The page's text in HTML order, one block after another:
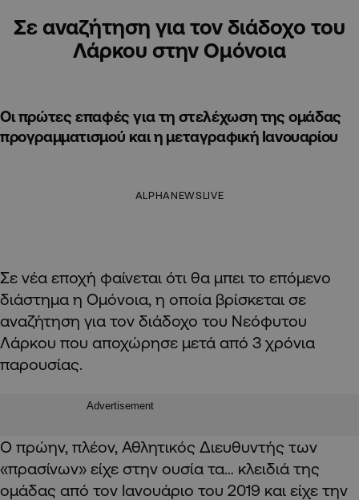
Σε αναζήτηση για τον διάδοχο του
Λάρκου στην Ομόνοια
Οι πρώτες επαφές για τη στελέχωση της ομάδας
προγραμματισμού και η μεταγραφική Ιανουαρίου
ALPHANEWSLIVE
Σε νέα εποχή φαίνεται ότι θα μπει το επόμενο
διάστημα η Ομόνοια, η οποία βρίσκεται σε
αναζήτηση για τον διάδοχο του Νεόφυτου
Λάρκου που αποχώρησε μετά από 3 χρόνια
παρουσίας.
Advertisement
Ο πρώην, πλέον, Αθλητικός Διευθυντής των
«πρασίνων» είχε στην ουσία τα… κλειδιά της
ομάδας από τον Ιανουάριο του 2019 και είχε την